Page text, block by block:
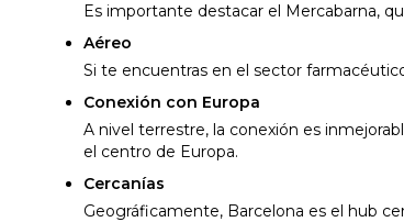
Es importante destacar el Mercabarna,
Aéreo
Si te encuentras en el sector
Conexión con Europa
A nivel terrestre, la conexión es
el centro de Europa.
Cercanías
Geográficamente, Barcelona es el hub